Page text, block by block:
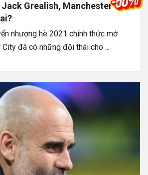
Jack Grealish, Manchester
nhượng hè 2021 chính thức mở
đã có những đội thái cho ...